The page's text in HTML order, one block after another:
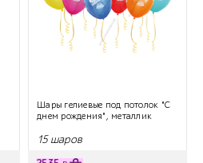
Шары гелиевые под потолок "С
днем рождения", металлик
15 шаров